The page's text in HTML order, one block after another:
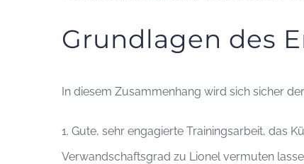
Grundlagen des
In diesem Zusammenhang wird sich sicher
1. Gute, sehr engagierte Trainingsarbeit, das
Verwandschaftsgrad zu Lionel vermuten